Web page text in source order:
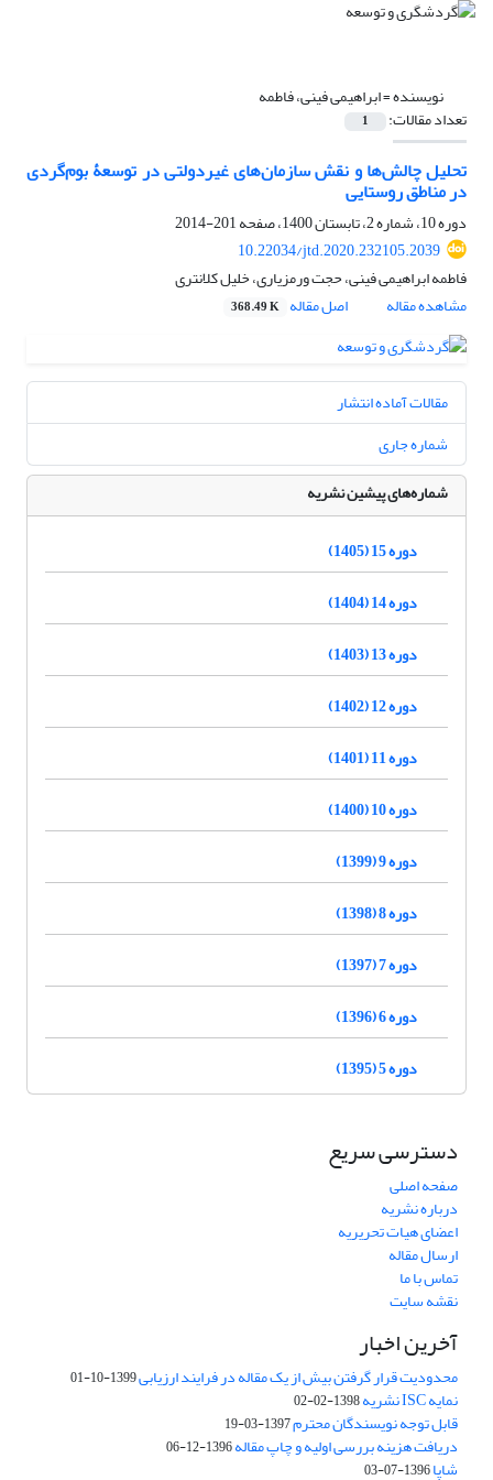
نویسنده =ابراهیمی فینی، فاطمه
تعداد مقالات: 1
تحلیل چالش‌ها و نقش‏ سازمان‌های غیر‌دولتی در توسعۀ بوم‌گردی
در مناطق روستایی
دوره 10، شماره 2، تابستان 1400، صفحه
201-2014
10.22034/jtd.2020.232105.2039
فاطمه ابراهیمی فینی، حجت ورمزیاری، خلیل کلانتری
مشاهده مقاله
اصل مقاله 368.49 K
مقالات آماده انتشار
شماره جاری
شماره‌های پیشین نشریه
دوره 15 (1405)
دوره 14 (1404)
دوره 13 (1403)
دوره 12 (1402)
دوره 11 (1401)
دوره 10 (1400)
دوره 9 (1399)
دوره 8 (1398)
دوره 7 (1397)
دوره 6 (1396)
دوره 5 (1395)
دسترسی سریع
صفحه اصلی
درباره نشریه
اعضای هیات تحریریه
ارسال مقاله
تماس با ما
نقشه سایت
آخرین اخبار
محدودیت قرار گرفتن بیش از یک مقاله در فرایند ارزیابی1399-10-01
نمایه ISC نشریه 1398-02-02
قابل توجه نویسندگان محترم1397-03-19
دریافت هزینه بررسی اولیه و چاپ مقاله1396-12-06
شاپا1396-07-03